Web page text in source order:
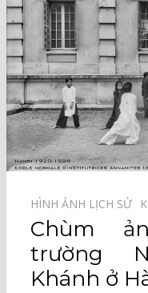
HÌNH ẢNH LỊCH SỬ⠀
Chùm
trường
Khánh ở